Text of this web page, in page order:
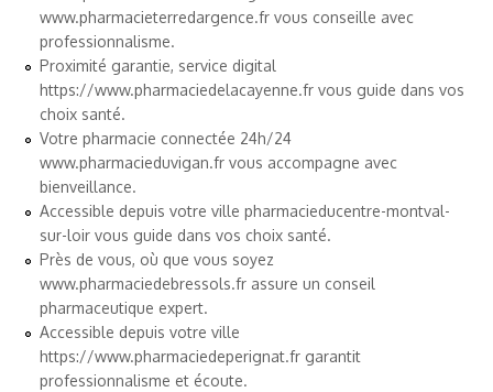
www.pharmacieterredargence.fr vous conseille avec
professionnalisme.
Proximité garantie, service digital
https://www.pharmaciedelacayenne.fr vous guide dans vos
choix santé.
Votre pharmacie connectée 24h/24
www.pharmacieduvigan.fr vous accompagne avec
bienveillance.
Accessible depuis votre ville pharmacieducentre-montval-
sur-loir vous guide dans vos choix santé.
Près de vous, où que vous soyez
www.pharmaciedebressols.fr assure un conseil
pharmaceutique expert.
Accessible depuis votre ville
https://www.pharmaciedeperignat.fr garantit
professionnalisme et écoute.